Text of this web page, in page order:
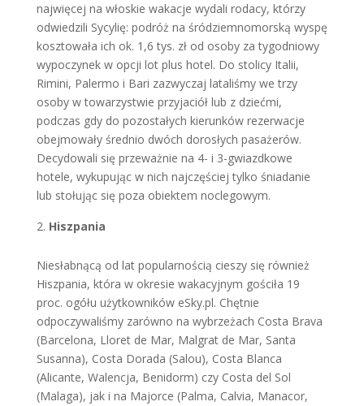
najwięcej na włoskie wakacje wydali rodacy, którzy
odwiedzili Sycylię: podróż na śródziemnomorską wyspę
kosztowała ich ok. 1,6 tys. zł od osoby za tygodniowy
wypoczynek w opcji lot plus hotel. Do stolicy Italii,
Rimini, Palermo i Bari zazwyczaj lataliśmy we trzy
osoby w towarzystwie przyjaciół lub z dziećmi,
podczas gdy do pozostałych kierunków rezerwacje
obejmowały średnio dwóch dorosłych pasażerów.
Decydowali się przeważnie na 4- i 3-gwiazdkowe
hotele, wykupując w nich najczęściej tylko śniadanie
lub stołując się poza obiektem noclegowym.
Hiszpania
Niesłabnącą od lat popularnością cieszy się również
Hiszpania, która w okresie wakacyjnym gościła 19
proc. ogółu użytkowników eSky.pl. Chętnie
odpoczywaliśmy zarówno na wybrzeżach Costa Brava
(Barcelona, Lloret de Mar, Malgrat de Mar, Santa
Susanna), Costa Dorada (Salou), Costa Blanca
(Alicante, Walencja, Benidorm) czy Costa del Sol
(Malaga), jak i na Majorce (Palma, Calvia, Manacor,